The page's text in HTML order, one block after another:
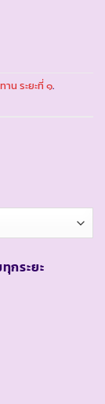
น ระยะที่ ๑.
กระยะ